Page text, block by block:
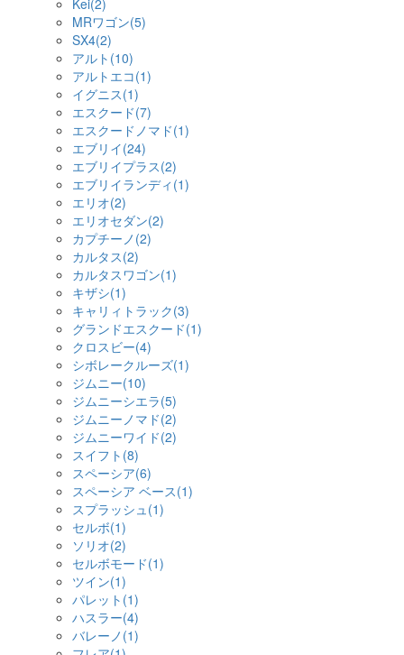
Kei(2)
MRワゴン(5)
SX4(2)
アルト(10)
アルトエコ(1)
イグニス(1)
エスクード(7)
エスクードノマド(1)
エブリイ(24)
エブリイプラス(2)
エブリイランディ(1)
エリオ(2)
エリオセダン(2)
カプチーノ(2)
カルタス(2)
カルタスワゴン(1)
キザシ(1)
キャリィトラック(3)
グランドエスクード(1)
クロスビー(4)
シボレークルーズ(1)
ジムニー(10)
ジムニーシエラ(5)
ジムニーノマド(2)
ジムニーワイド(2)
スイフト(8)
スペーシア(6)
スペーシア ベース(1)
スプラッシュ(1)
セルボ(1)
ソリオ(2)
セルボモード(1)
ツイン(1)
パレット(1)
ハスラー(4)
バレーノ(1)